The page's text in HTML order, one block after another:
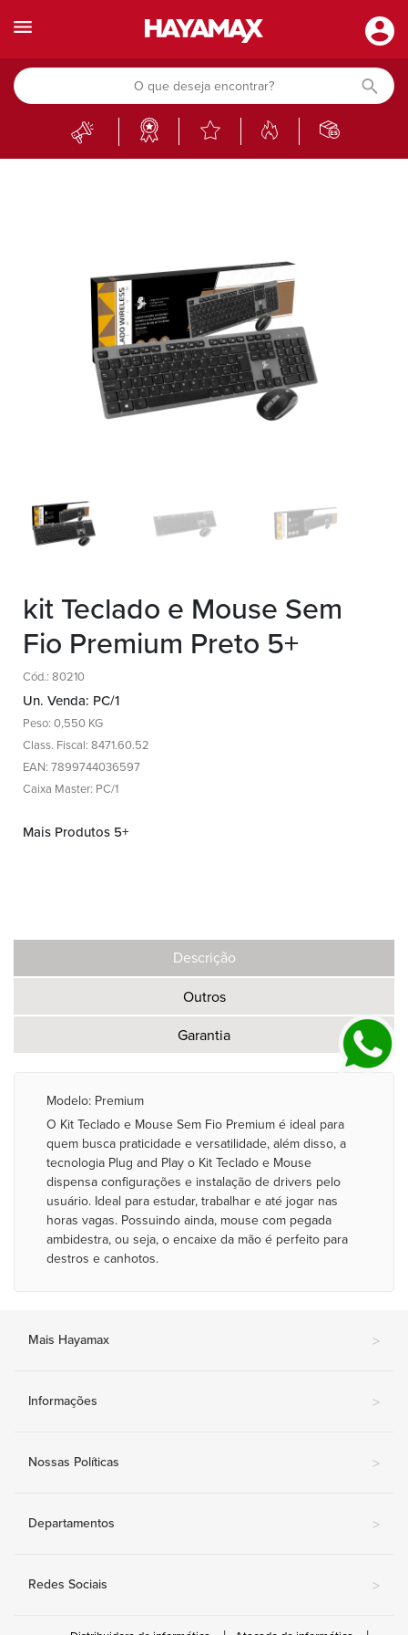
kit Teclado e Mouse Sem
Fio Premium Preto 5+
Cód.: 80210
Un. Venda: PC/1
Peso: 0,550 KG
Class. Fiscal: 8471.60.52
EAN: 7899744036597
Caixa Master: PC/1
Mais Produtos 5+
Descrição
Outros
Garantia
Modelo: Premium
O Kit Teclado e Mouse Sem Fio Premium é ideal para
quem busca praticidade e versatilidade, além disso, a
tecnologia Plug and Play o Kit Teclado e Mouse
dispensa configurações e instalação de drivers pelo
usuário. Ideal para estudar, trabalhar e até jogar nas
horas vagas. Possuindo ainda, mouse com pegada
ambidestra, ou seja, o encaixe da mão é perfeito para
destros e canhotos.
Mais Hayamax >
Informações >
Nossas Políticas >
Departamentos >
Redes Sociais >